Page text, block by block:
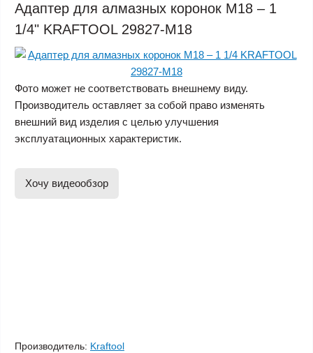
Адаптер для алмазных коронок М18 – 1
1/4" KRAFTOOL 29827-М18
Фото может не соответствовать внешнему виду.
Производитель оставляет за собой право изменять
внешний вид изделия с целью улучшения
эксплуатационных характеристик.
Хочу видеообзор
Производитель: Kraftool